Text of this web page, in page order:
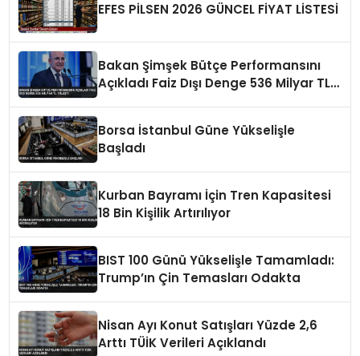
EFES PİLSEN 2026 GÜNCEL FİYAT LİSTESİ
Bakan Şimşek Bütçe Performansını
Açıkladı Faiz Dışı Denge 536 Milyar TL
Borsa İstanbul Güne Yükselişle
Başladı
Kurban Bayramı İçin Tren Kapasitesi
18 Bin Kişilik Artırılıyor
BIST 100 Günü Yükselişle Tamamladı:
Trump’ın Çin Temasları Odakta
Nisan Ayı Konut Satışları Yüzde 2,6
Arttı TÜİK Verileri Açıklandı